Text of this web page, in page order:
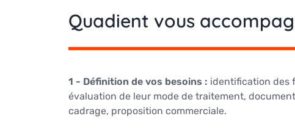
Quadient vous
1 - Définition de vos besoins : identification des
évaluation de leur mode de traitement,
cadrage, proposition commerciale.